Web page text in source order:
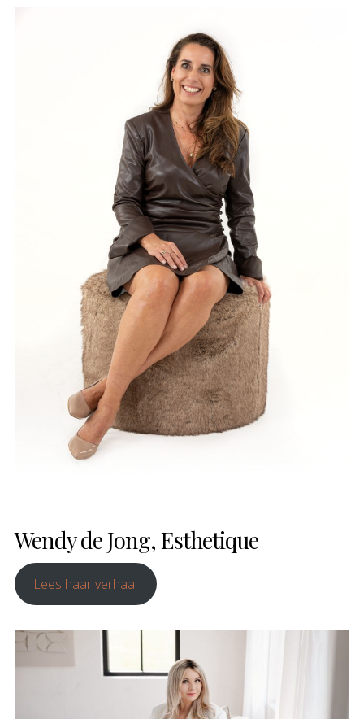
Wendy de Jong, Esthetique
Lees haar verhaal